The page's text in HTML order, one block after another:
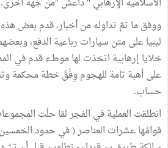
ووفق ما تمّ تداوله من أخبار، قدم بعض
ليبيا على متن سيارات رباعية الدفع،
خلايا إرهابية اتخذت لها موطء قدم في
على أهبة تامة للهجوم وِفْقَ خطة محكمة
حساب.
انطلقت العملية في الفجر لمّا حلّت
قوامُها عشرات العناصر ( في حدود